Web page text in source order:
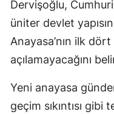
Dervişoğlu,
üniter devlet
Anayasa’nın ilk
açılamayacağını
Yeni anayasa
geçim sıkıntısı